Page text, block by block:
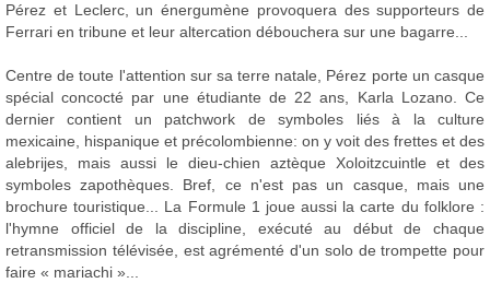
Pérez et Leclerc, un énergumène provoquera des supporteurs de
Ferrari en tribune et leur altercation débouchera sur une bagarre...
Centre de toute l'attention sur sa terre natale, Pérez porte un casque
spécial concocté par une étudiante de 22 ans, Karla Lozano. Ce
dernier contient un patchwork de symboles liés à la culture
mexicaine, hispanique et précolombienne: on y voit des frettes et des
alebrijes, mais aussi le dieu-chien aztèque Xoloitzcuintle et des
symboles zapothèques. Bref, ce n'est pas un casque, mais une
brochure touristique... La Formule 1 joue aussi la carte du folklore :
l'hymne officiel de la discipline, exécuté au début de chaque
retransmission télévisée, est agrémenté d'un solo de trompette pour
faire « mariachi »...